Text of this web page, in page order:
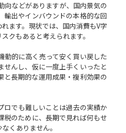
などがありますが、国内景気の
輸出やインバウンドの本格的な回
ます。現状では、国内消費もV字
クもあると考えられます。
的に高く売って安く買い戻した
せんし、仮に一度上手くいったと
と長期的な運用成果・複利効果の
でも難しいことは過去の実績か
税のために、長期で見れば何もせ
くありません。